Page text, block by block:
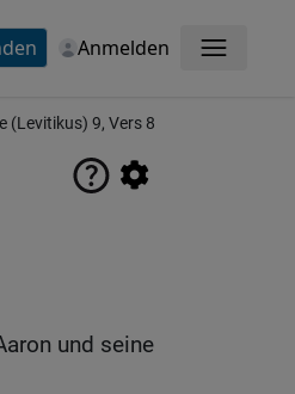
Anmelden Menü
(Levitikus) 9, Vers 8
und seine